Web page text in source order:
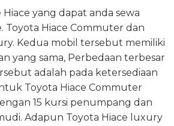
yang dapat anda sewa
Toyota Hiace Commuter dan
Kedua mobil tersebut memiliki
yang sama, Perbedaan terbesar
adalah pada ketersediaan
Toyota Hiace Commuter
15 kursi penumpang dan
Adapun Toyota Hiace luxury